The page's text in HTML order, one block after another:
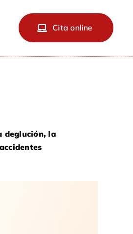
Cita online
deglución, la
accidentes